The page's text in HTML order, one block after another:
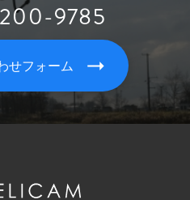
9785
せフォーム